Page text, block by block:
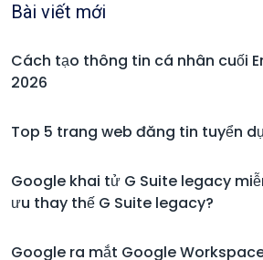
Bài viết mới
Cách tạo thông tin cá nhân cuối
2026
Top 5 trang web đăng tin tuyển
Google khai tử G Suite legacy
ưu thay thế G Suite legacy?
Google ra mắt Google